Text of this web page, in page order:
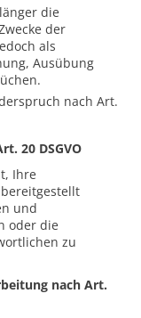
die
der
als
Ausübung
nach Art.
20 DSGVO
Ihre
und
oder die
zu
nach Art.